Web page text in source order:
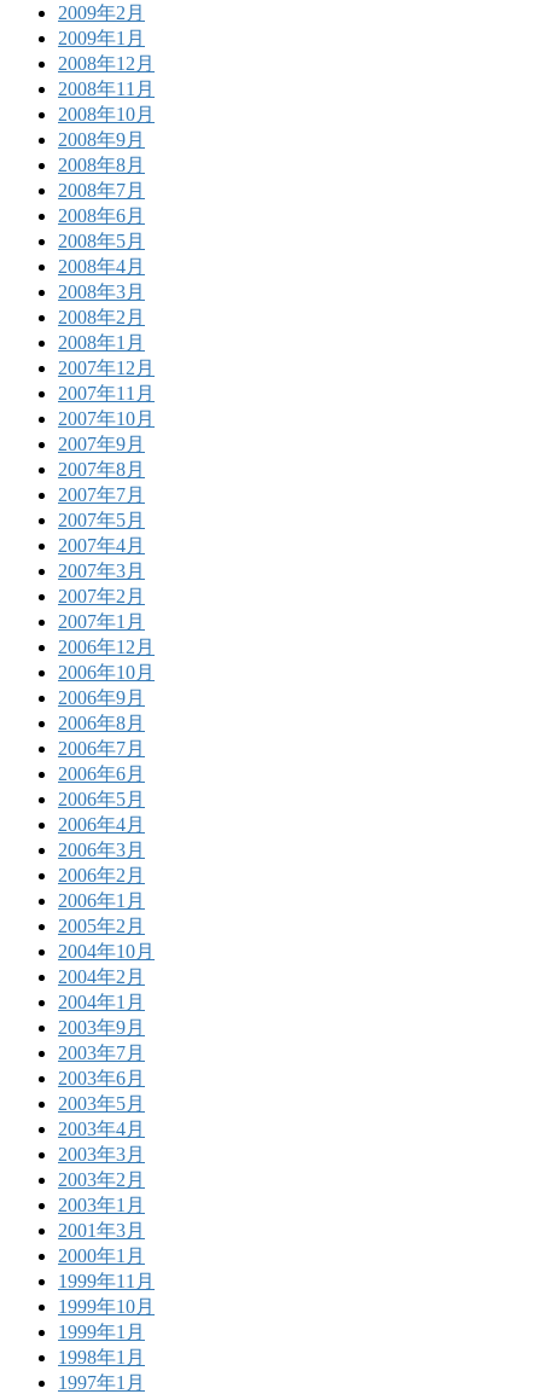
2009年2月
2009年1月
2008年12月
2008年11月
2008年10月
2008年9月
2008年8月
2008年7月
2008年6月
2008年5月
2008年4月
2008年3月
2008年2月
2008年1月
2007年12月
2007年11月
2007年10月
2007年9月
2007年8月
2007年7月
2007年5月
2007年4月
2007年3月
2007年2月
2007年1月
2006年12月
2006年10月
2006年9月
2006年8月
2006年7月
2006年6月
2006年5月
2006年4月
2006年3月
2006年2月
2006年1月
2005年2月
2004年10月
2004年2月
2004年1月
2003年9月
2003年7月
2003年6月
2003年5月
2003年4月
2003年3月
2003年2月
2003年1月
2001年3月
2000年1月
1999年11月
1999年10月
1999年1月
1998年1月
1997年1月